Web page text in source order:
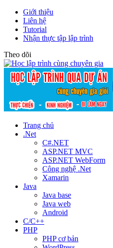
Giới thiệu
Liên hệ
Tutorial
Nhận thực tập lập trình
Theo dõi
Trang chủ
.Net
C#.NET
ASP.NET MVC
ASP.NET WebForm
Công nghệ .Net
Xamarin
Java
Java base
Java web
Android
C/C++
PHP
PHP cơ bản